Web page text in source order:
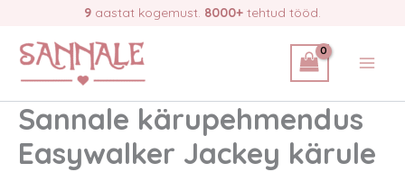
content
9 aastat kogemust. 8000+ tehtud tööd.
Sannale kärupehmendus
Easywalker Jackey kärule